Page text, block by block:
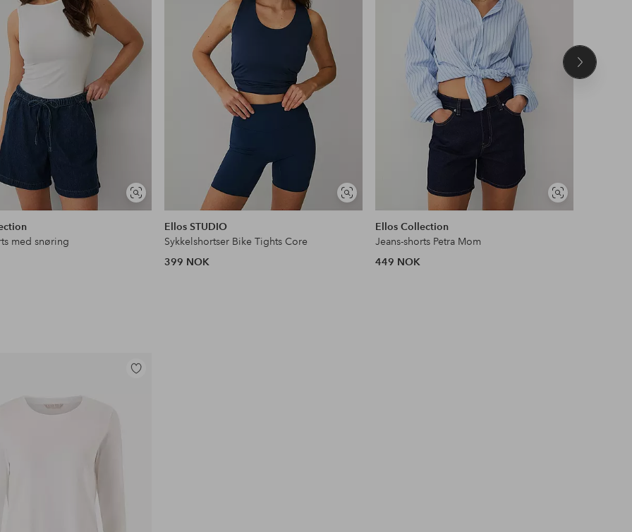
Vis
lignende
med snøring
Vis
lignende
Ellos STUDIO
Sykkelshortser Bike Tights Core
399 NOK
Vis
lignende
Ellos Collection
Jeans-shorts Petra Mom
449 NOK
Neste
Legg